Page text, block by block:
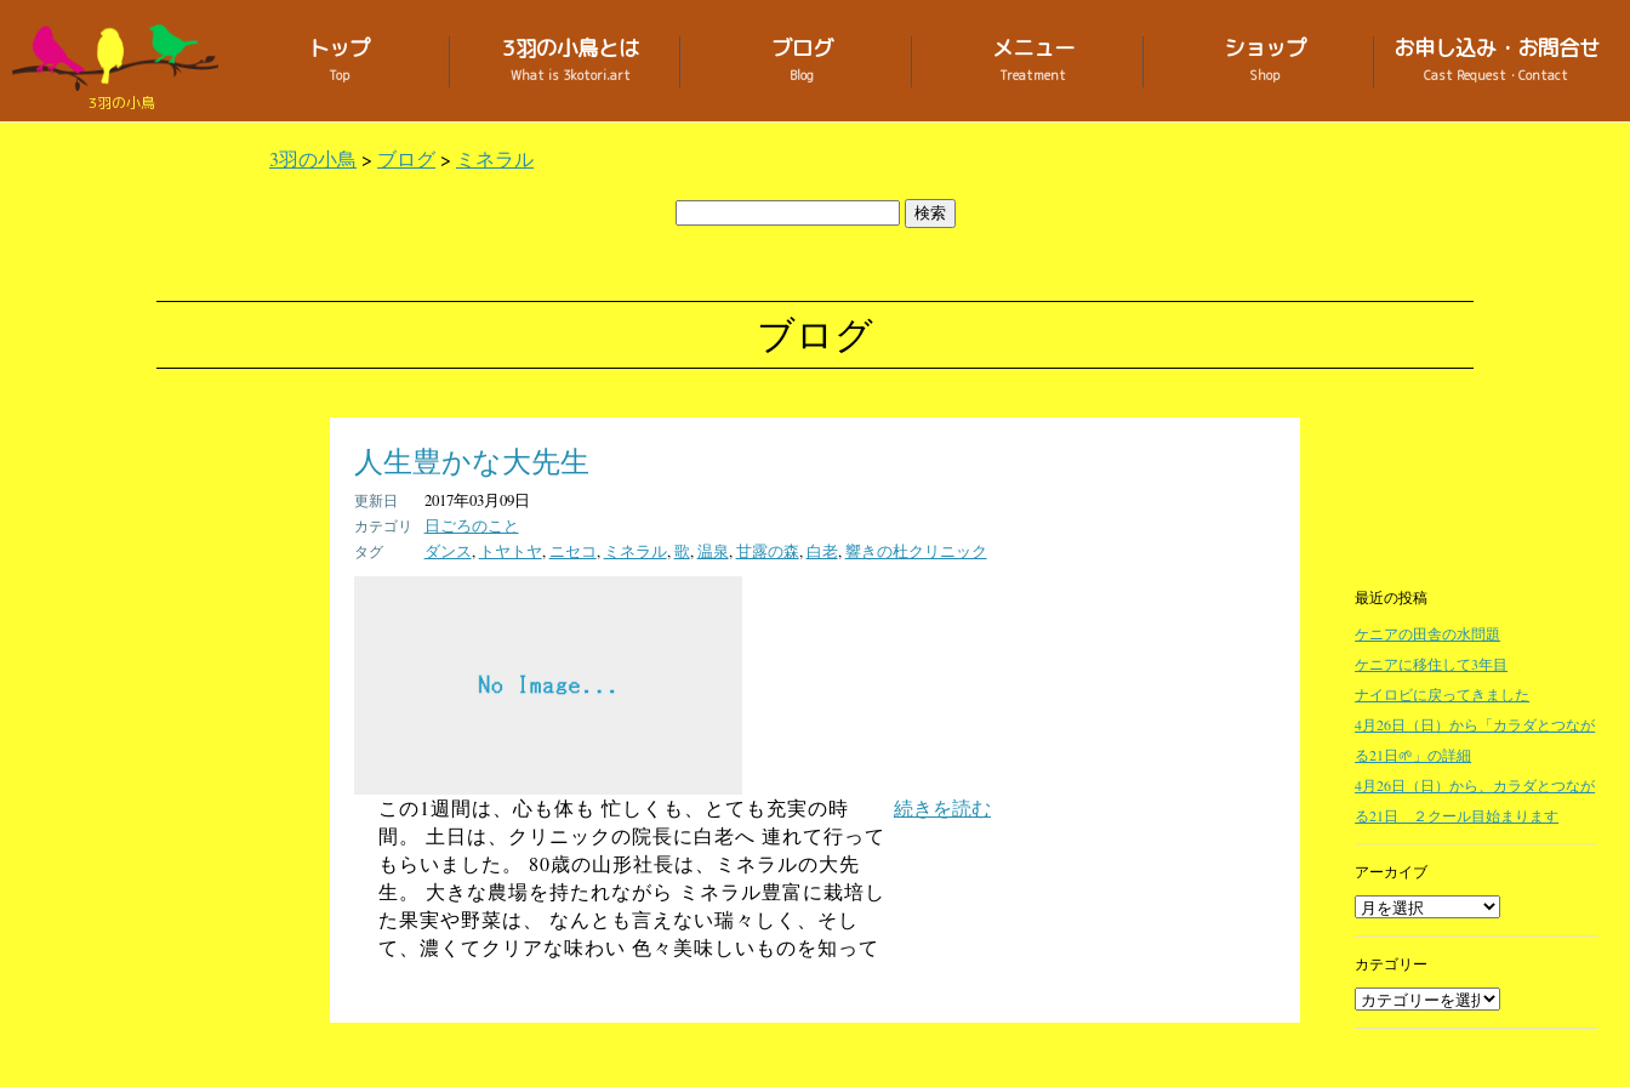
3羽の小鳥
トップ
Top
3羽の小鳥とは
What is 3kotori.art
ブログ
Blog
メニュー
Treatment
ショップ
Shop
お申し込み・お問合せ
Cast Request・Contact
3羽の小鳥 > ブログ > ミネラル
ブログ
人生豊かな大先生
2017年03月09日
日ごろのこと
ダンス, トヤトヤ, ニセコ, ミネラル,歌,温泉,甘露の森, 白老,響きの杜クリニック
この1週間は、心も体も 忙しくも、とても充実の時
間。 土日は、クリニックの院長に白老へ 連れて行って
もらいました。 80歳の山形社長は、ミネラルの大先
生。 大きな農場を持たれながら ミネラル豊富に栽培し
た果実や野菜は、 なんとも言えない瑞々しく、そし
て、濃くてクリアな味わい 色々美味しいものを知って
続きを読む
最近の投稿
ケニアの田舎の水問題
ケニアに移住して3年目
ナイロビに戻ってきました
4月26日（日）から「カラダとつなが
る21日🌱」の詳細
4月26日（日）から、カラダとつなが
る21日 ２クール目始まります
アーカイブ
カテゴリー